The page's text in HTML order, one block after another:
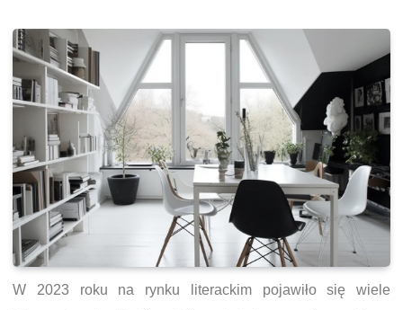
W 2023 roku na rynku literackim pojawiło się wiele